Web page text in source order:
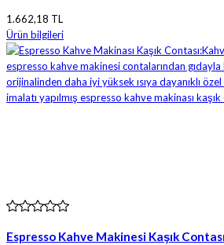
1.662,18 TL
Ürün bilgileri
Espresso Kahve Makinesi Kaşık Contası